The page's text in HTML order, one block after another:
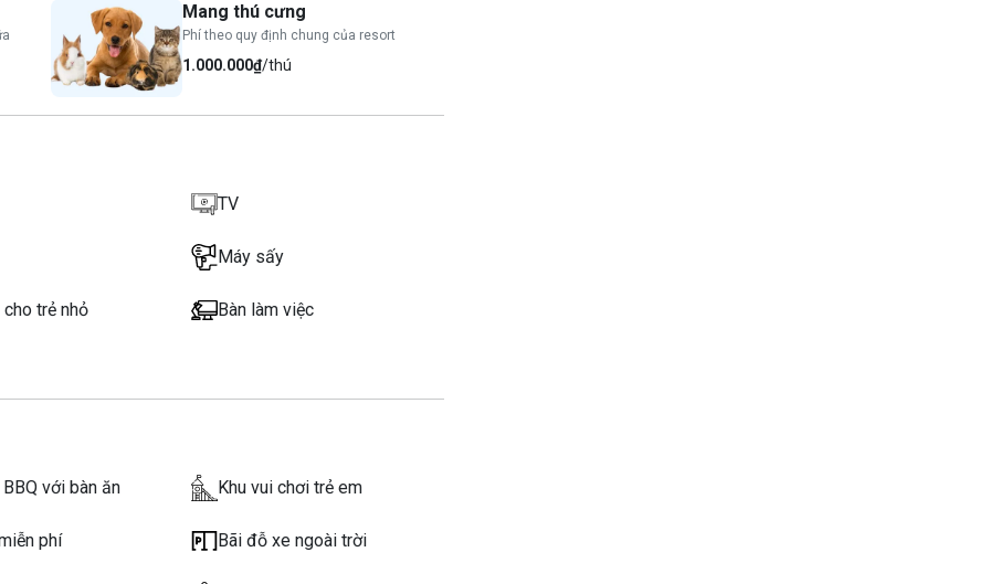
tay)
em
tiếp, 15% cho khách mua đặt trước
resort
sáng giá gốc 365.000 VND giảm còn 256.000 VND/
VND).
Mang thú cưng
Phí theo quy định chung của resort
1.000.000₫/thú
TV
Máy sấy
cho trẻ nhỏ Bàn làm việc
với bàn ăn Khu vui chơi trẻ em
phí Bãi đỗ xe ngoài trời